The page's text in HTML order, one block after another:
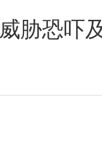
胁恐吓